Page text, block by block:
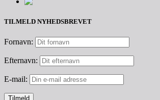
TILMELD NYHEDSBREVET
Fornavn:
Efternavn:
E-mail: